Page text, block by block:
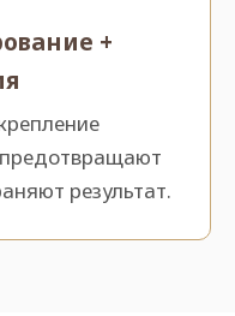
+
предотвращают
результат.